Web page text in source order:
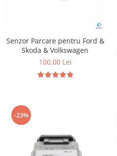
Senzor Parcare pentru Ford &
Skoda & Volkswagen
100,00 Lei
-23%